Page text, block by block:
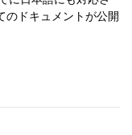
のドキュメントが公開